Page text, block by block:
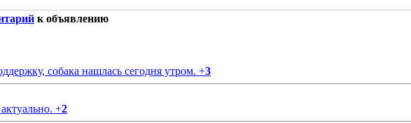
к объявлению
собака нашлась сегодня утром. +3
+2